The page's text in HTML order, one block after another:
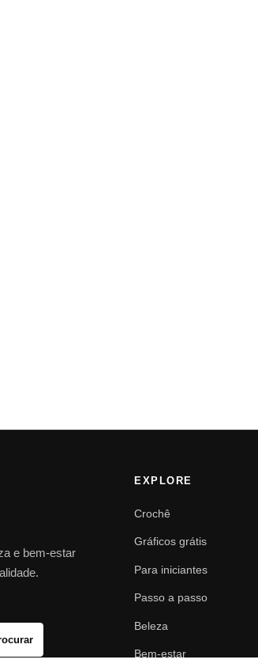
e bem-estar
EXPLORE
Crochê
Gráficos grátis
Para iniciantes
Passo a passo
Beleza
Bem-estar